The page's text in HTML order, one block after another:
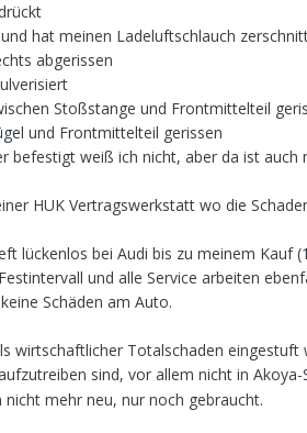
hat meinen Ladeluftschlauch
abgerissen
Stoßstange und Frontmittelteil
und Frontmittelteil gerissen
befestigt weiß ich nicht, aber da ist
HUK Vertragswerkstatt wo die
lückenlos bei Audi bis zu meinem Kauf
und alle Service arbeiten
Schäden am Auto.
wirtschaftlicher Totalschaden eingestuft
sind, vor allem nicht in Akoya-
mehr neu, nur noch gebraucht.